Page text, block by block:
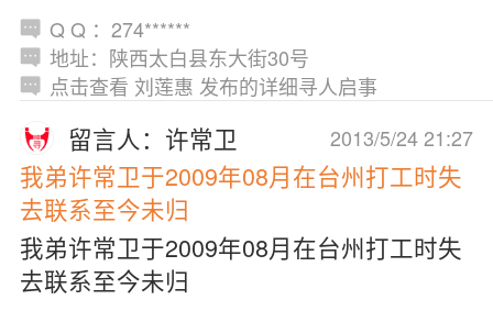
Q Q ：274******
地址：陕西太白县东大街30号
点击查看 刘莲惠 发布的详细寻人启事
2013/5/24 21:27
留言人：许常卫
我弟许常卫于2009年08月在台州打工时失
去联系至今未归
我弟许常卫于2009年08月在台州打工时失
去联系至今未归